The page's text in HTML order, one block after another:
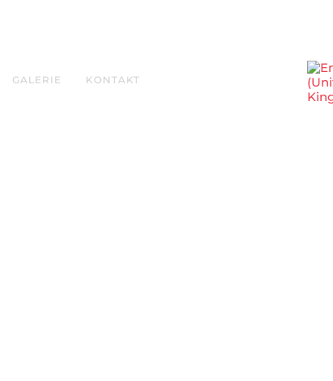
GALERIE KONTAKT